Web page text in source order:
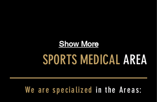
Zealand
Audi
Battle
in
Flachawinkel.
Hungarian
Alpine
Ski
and
Coach
Show More
SPORTS MEDICAL AREA
We are specialized in the Areas: